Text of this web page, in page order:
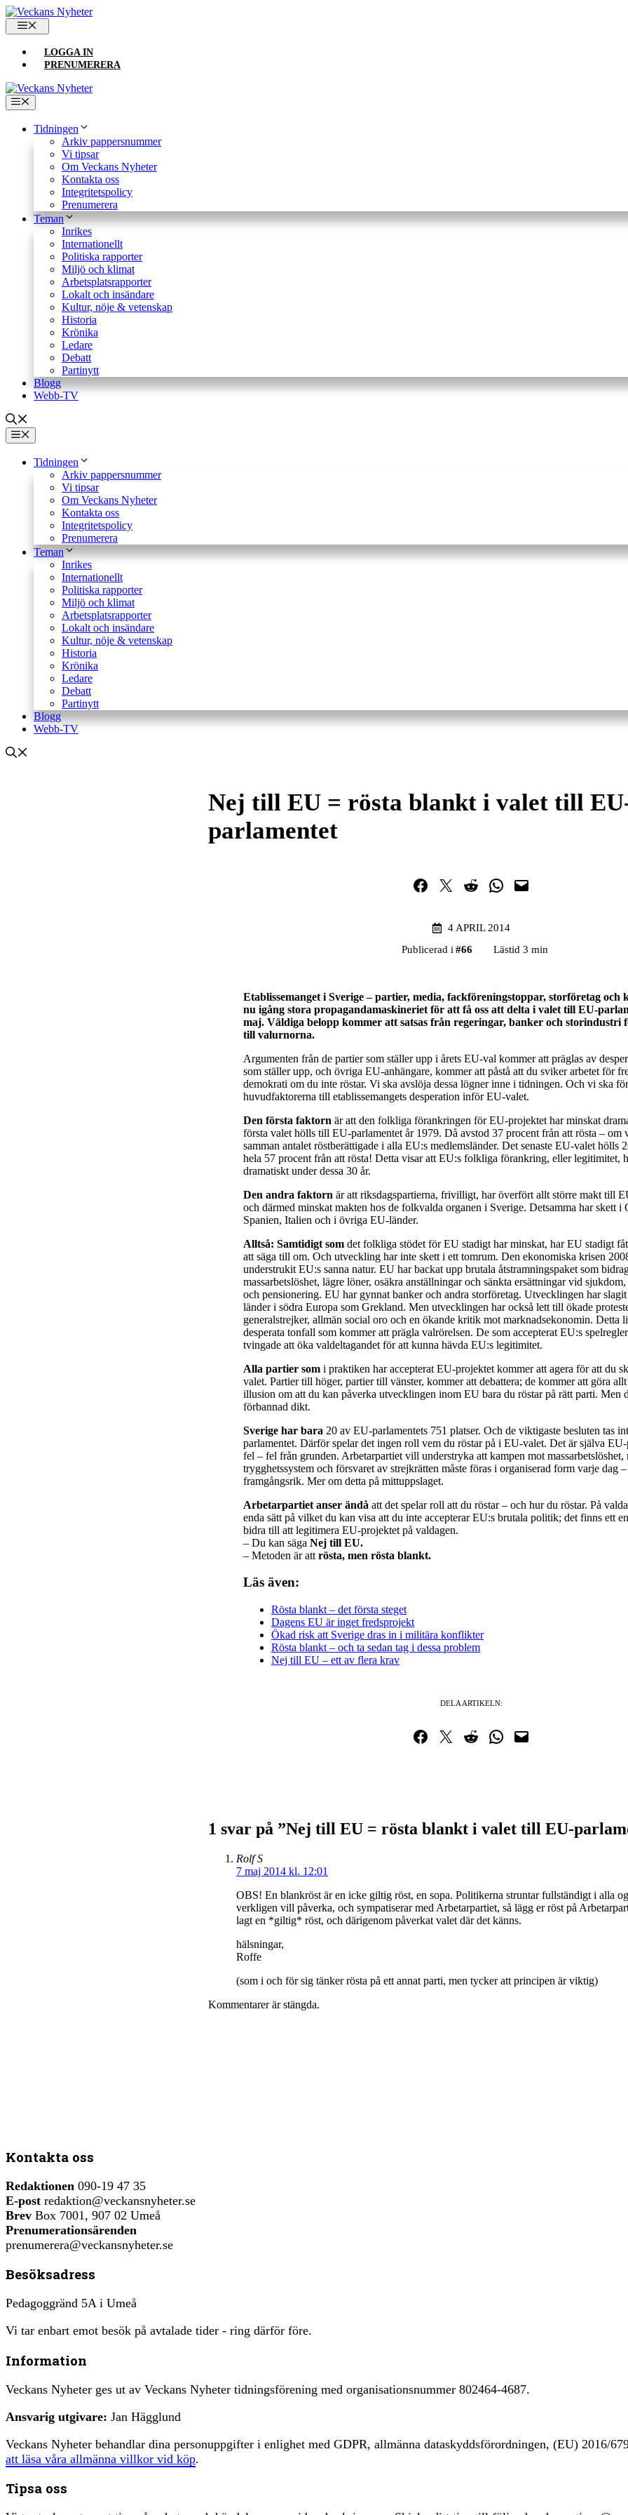
Hoppa
till
innehåll
LOGGA IN
PRENUMERERA
Meny
Tidningen
Arkiv pappersnummer
Vi tipsar
Om Veckans Nyheter
Kontakta oss
Integritetspolicy
Prenumerera
Teman
Inrikes
Internationellt
Politiska rapporter
Miljö och klimat
Arbetsplatsrapporter
Lokalt och insändare
Kultur, nöje & vetenskap
Historia
Krönika
Ledare
Debatt
Partinytt
Blogg
Webb-TV
Meny
Tidningen
Arkiv pappersnummer
Vi tipsar
Om Veckans Nyheter
Kontakta oss
Integritetspolicy
Prenumerera
Teman
Inrikes
Internationellt
Politiska rapporter
Miljö och klimat
Arbetsplatsrapporter
Lokalt och insändare
Kultur, nöje & vetenskap
Historia
Krönika
Ledare
Debatt
Partinytt
Blogg
Webb-TV
Nej till EU = rösta blankt i valet till
parlamentet
Dela på Facebook
Dela på TwitterDela på RedditDela i WhatsApp
Maila en länk
4 APRIL 2014
Publicerad i #66 Lästid 3 min
Etablissemanget i Sverige – partier, media, fackföreningstoppar, storföretag och
nu igång stora propagandamaskineriet för att få oss att delta i valet till EU-
maj. Väldiga belopp kommer att satsas från regeringar, banker och storindustri
till valurnorna.
Argumenten från de partier som ställer upp i årets EU-val kommer att präglas av
som ställer upp, och övriga EU-anhängare, kommer att påstå att du sviker arbetet för
demokrati om du inte röstar. Vi ska avslöja dessa lögner inne i tidningen. Och vi ska
huvudfaktorerna till etablissemangets desperation inför EU-valet.
Den första faktorn är att den folkliga förankringen för EU-projektet har minskat
första valet hölls till EU-parlamentet år 1979. Då avstod 37 procent från att rösta – om
samman antalet röstberättigade i alla EU:s medlemsländer. Det senaste EU-valet hölls
hela 57 procent från att rösta! Detta visar att EU:s folkliga förankring, eller legitimitet,
dramatiskt under dessa 30 år.
Den andra faktorn är att riksdagspartierna, frivilligt, har överfört allt större makt till
och därmed minskat makten hos de folkvalda organen i Sverige. Detsamma har skett i
Spanien, Italien och i övriga EU-länder.
Alltså: Samtidigt som det folkliga stödet för EU stadigt har minskat, har EU stadigt
att säga till om. Och utveckling har inte skett i ett tomrum. Den ekonomiska krisen
understrukit EU:s sanna natur. EU har backat upp brutala åtstramningspaket som
massarbetslöshet, lägre löner, osäkra anställningar och sänkta ersättningar vid sjukdom,
och pensionering. EU har gynnat banker och andra storföretag. Utvecklingen har
länder i södra Europa som Grekland. Men utvecklingen har också lett till ökade
generalstrejker, allmän social oro och en ökande kritik mot marknadsekonomin. Detta
desperata tonfall som kommer att prägla valrörelsen. De som accepterat EU:s
tvingade att öka valdeltagandet för att kunna hävda EU:s legitimitet.
Alla partier som i praktiken har accepterat EU-projektet kommer att agera för att du
valet. Partier till höger, partier till vänster, kommer att debattera; de kommer att göra
illusion om att du kan påverka utvecklingen inom EU bara du röstar på rätt parti. Men
förbannad dikt.
Sverige har bara 20 av EU-parlamentets 751 platser. Och de viktigaste besluten tas
parlamentet. Därför spelar det ingen roll vem du röstar på i EU-valet. Det är själva
fel – fel från grunden. Arbetarpartiet vill understryka att kampen mot massarbetslöshet,
trygghetssystem och försvaret av strejkrätten måste föras i organiserad form varje dag
framgångsrik. Mer om detta på mittuppslaget.
Arbetarpartiet anser ändå att det spelar roll att du röstar – och hur du röstar. På
enda sätt på vilket du kan visa att du inte accepterar EU:s brutala politik; det finns ett
bidra till att legitimera EU-projektet på valdagen.
– Du kan säga Nej till EU.
– Metoden är att rösta, men rösta blankt.
Läs även:
Rösta blankt – det första steget
Dagens EU är inget fredsprojekt
Ökad risk att Sverige dras in i militära konflikter
Rösta blankt – och ta sedan tag i dessa problem
Nej till EU – ett av flera krav
DELA ARTIKELN:
Dela på Facebook
Dela på TwitterDela på RedditDela i WhatsApp
Maila en länk
1 svar på ”Nej till EU = rösta blankt i valet till EU-
Rolf S
7 maj 2014 kl. 12:01
OBS! En blankröst är en icke giltig röst, en sopa. Politikerna struntar fullständigt i alla
verkligen vill påverka, och sympatiserar med Arbetarpartiet, så lägg er röst på
lagt en *giltig* röst, och därigenom påverkat valet där det känns.
hälsningar,
Roffe
(som i och för sig tänker rösta på ett annat parti, men tycker att principen är viktig)
Kommentarer är stängda.
Kontakta oss
Redaktionen 090-19 47 35
E-post redaktion@veckansnyheter.se
Brev Box 7001, 907 02 Umeå
Prenumerationsärenden
prenumerera@veckansnyheter.se
Besöksadress
Pedagoggränd 5A i Umeå
Vi tar enbart emot besök på avtalade tider - ring därför före.
Information
Veckans Nyheter ges ut av Veckans Nyheter tidningsförening med organisationsnummer 802464-4687.
Ansvarig utgivare: Jan Hägglund
Veckans Nyheter behandlar dina personuppgifter i enlighet med GDPR, allmänna dataskyddsförordningen, (EU) 2016/
att läsa våra allmänna villkor vid köp.
Tipsa oss